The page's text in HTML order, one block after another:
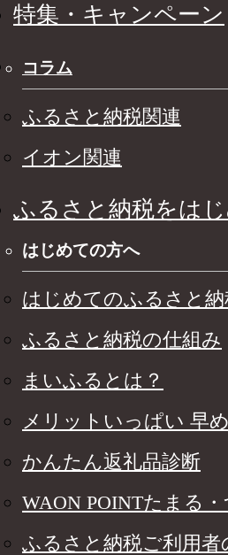
特集・キャンペーン
コラム
ふるさと納税関連
イオン関連
ふるさと納税をは
はじめての方へ
はじめてのふるさと納
ふるさと納税の仕組み
まいふるとは？
メリットいっぱい 早
かんたん返礼品診断
WAON POINTたまる
ふるさと納税ご利用者